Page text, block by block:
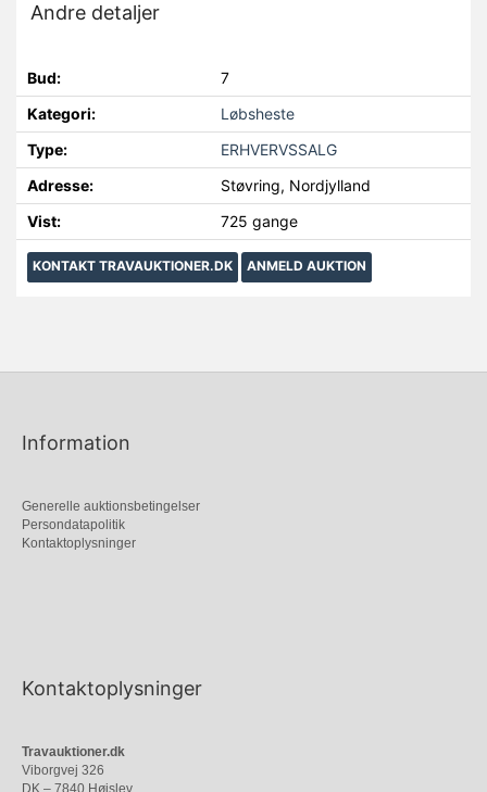
Andre detaljer
Bud:
7
Kategori:
Løbsheste
Type:
ERHVERVSSALG
Adresse:
Støvring, Nordjylland
Vist:
725 gange
KONTAKT TRAVAUKTIONER.DK ANMELD AUKTION
Information
Generelle auktionsbetingelser
Persondatapolitik
Kontaktoplysninger
Kontaktoplysninger
Travauktioner.dk
Viborgvej 326